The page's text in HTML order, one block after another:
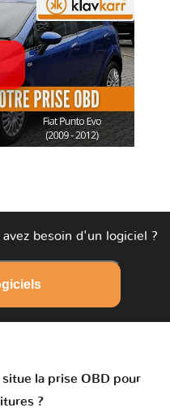
besoin d'un logiciel ?
la prise OBD pour
?